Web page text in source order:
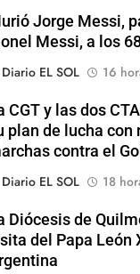
Jorge Messi,
Messi, a los
Diario EL SOL
16
CGT y las dos
plan de lucha con
contra el
Diario EL SOL
18
Diócesis de
del Papa León